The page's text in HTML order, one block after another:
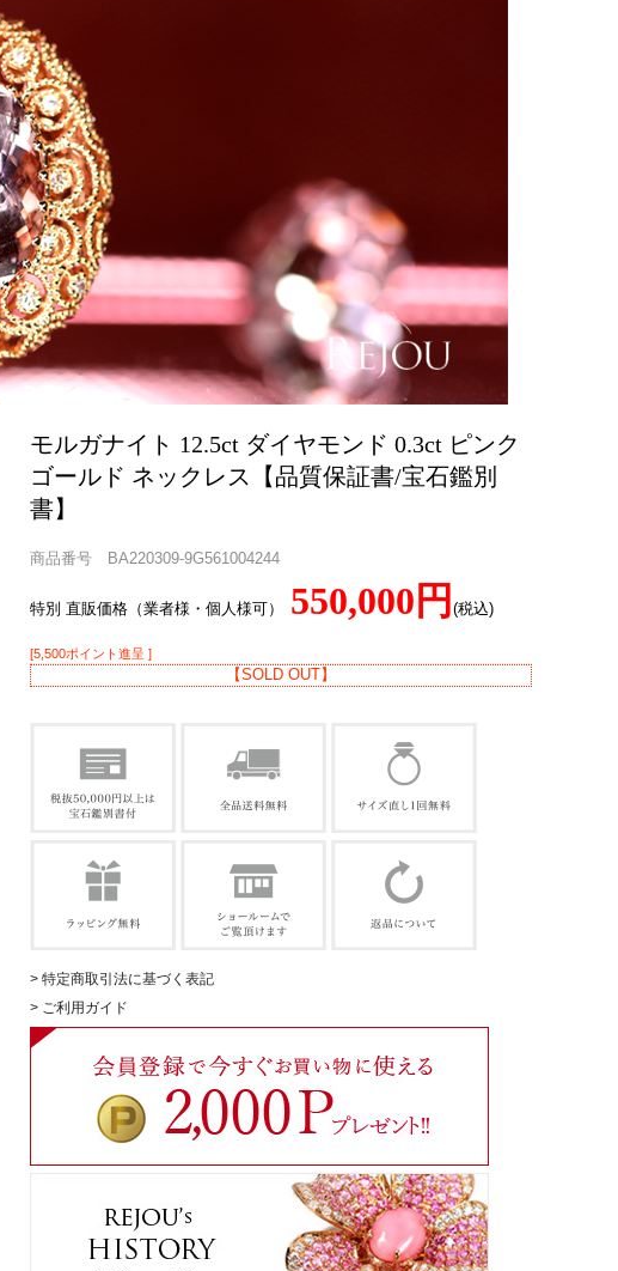
モルガナイト 12.5ct ダイヤモンド 0.3ct ピンク
ゴールド ネックレス【品質保証書/宝石鑑別
書】
商品番号 BA220309-9G561004244
特別 直販価格（業者様・個人様可） 550,000円(税込)
[5,500ポイント進呈 ]
【SOLD OUT】
> 特定商取引法に基づく表記
> ご利用ガイド